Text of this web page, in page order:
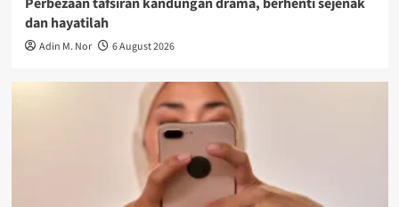
dan hayatilah
Adin M. Nor 6 August 2026